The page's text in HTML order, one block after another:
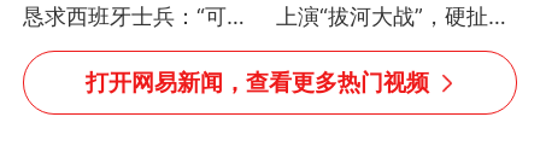
恳求西班牙士兵：“可不
可以不要把我遣返回国”
上演“拔河大战”，硬扯加
铁棒敲打方才挣脱
打开网易新闻，查看更多热门视频